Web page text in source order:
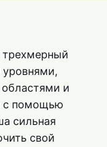
и
с помощью
сильная
свой